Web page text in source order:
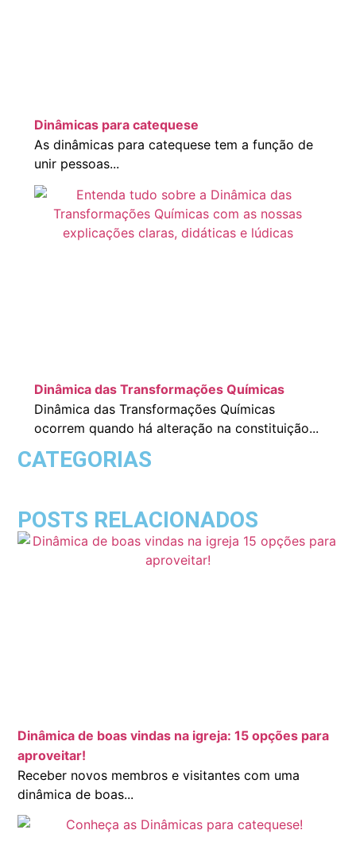
Dinâmicas para catequese
As dinâmicas para catequese tem a função de
unir pessoas...
Dinâmica das Transformações Químicas
Dinâmica das Transformações Químicas
ocorrem quando há alteração na constituição...
CATEGORIAS
POSTS RELACIONADOS
Dinâmica de boas vindas na igreja: 15 opções para
aproveitar!
Receber novos membros e visitantes com uma
dinâmica de boas...